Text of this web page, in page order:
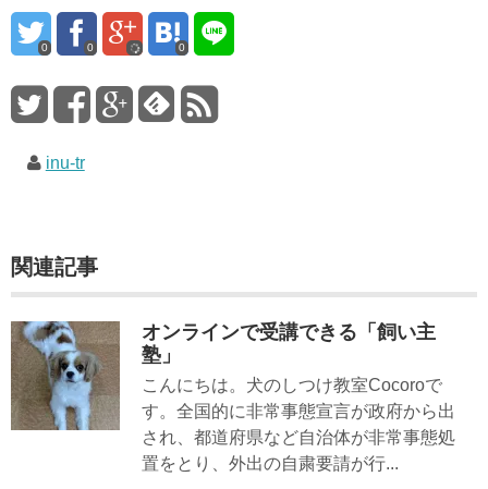
0 0 0
inu-tr
関連記事
オンラインで受講できる「飼い主
塾」
こんにちは。犬のしつけ教室Cocoroで
す。全国的に非常事態宣言が政府から出
され、都道府県など自治体が非常事態処
置をとり、外出の自粛要請が行...